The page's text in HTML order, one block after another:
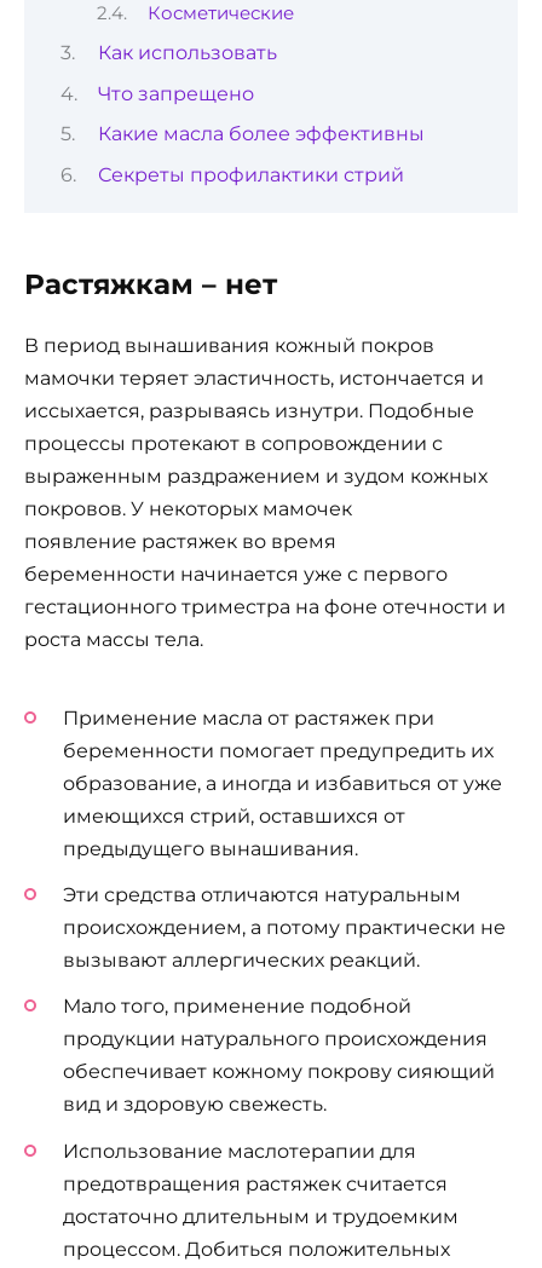
Косметические
Как использовать
Что запрещено
Какие масла более эффективны
Секреты профилактики стрий
Растяжкам – нет
В период вынашивания кожный покров
мамочки теряет эластичность, истончается и
иссыхается, разрываясь изнутри. Подобные
процессы протекают в сопровождении с
выраженным раздражением и зудом кожных
покровов. У некоторых мамочек
появление растяжек во время
беременности начинается уже с первого
гестационного триместра на фоне отечности и
роста массы тела.
Применение масла от растяжек при
беременности помогает предупредить их
образование, а иногда и избавиться от уже
имеющихся стрий, оставшихся от
предыдущего вынашивания.
Эти средства отличаются натуральным
происхождением, а потому практически не
вызывают аллергических реакций.
Мало того, применение подобной
продукции натурального происхождения
обеспечивает кожному покрову сияющий
вид и здоровую свежесть.
Использование маслотерапии для
предотвращения растяжек считается
достаточно длительным и трудоемким
процессом. Добиться положительных